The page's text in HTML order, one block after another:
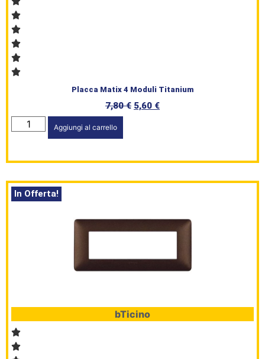
Placca Matix 4 Moduli Titanium
7,80€ 5,60 €
Aggiungi al carrello
In Offerta!
bTicino